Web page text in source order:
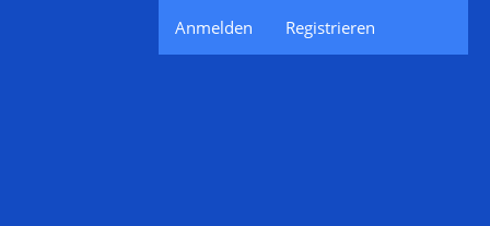
Anmelden Registrieren